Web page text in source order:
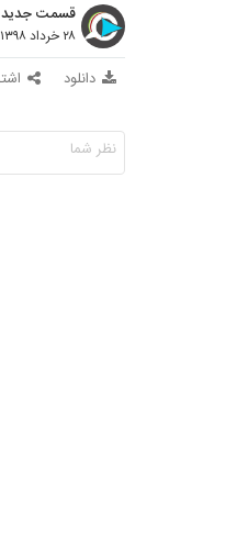
قسمت جدید
۲۸ خرداد ۱۳۹۸
دانلود